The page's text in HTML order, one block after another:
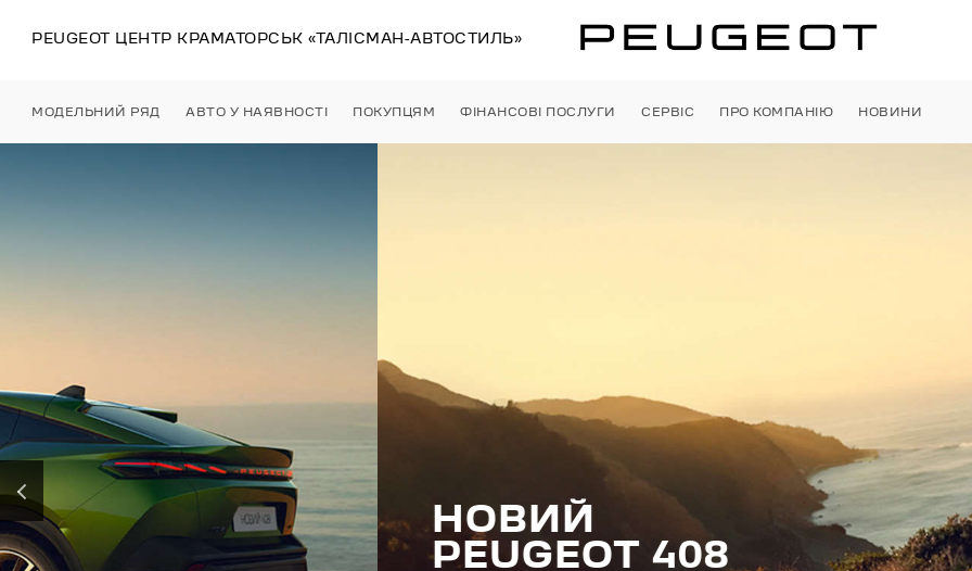
PEUGEOT ЦЕНТР КРАМАТОРСЬК «ТАЛІСМАН-АВТОСТИЛЬ»
МОДЕЛЬНИЙ РЯД АВТО У НАЯВНОСТІ ПОКУПЦЯМ ФІНАНСОВІ ПОСЛУГИ СЕРВІС ПРО КОМПАНІЮ НОВИНИ
НОВИЙ
PEUGEOT 408
‹